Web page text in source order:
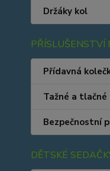
Držáky kol
PŘÍSLUŠENSTVÍ
Přídavná
Tažné a tlačné
Bezpečnostní
DĚTSKÉ